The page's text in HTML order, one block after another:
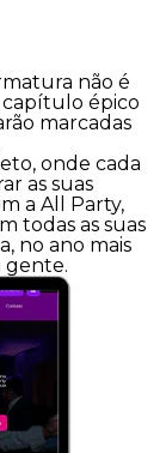
não é
capítulo épico
marcadas
onde cada
as suas
a All Party,
todas as suas
no ano mais
gente.